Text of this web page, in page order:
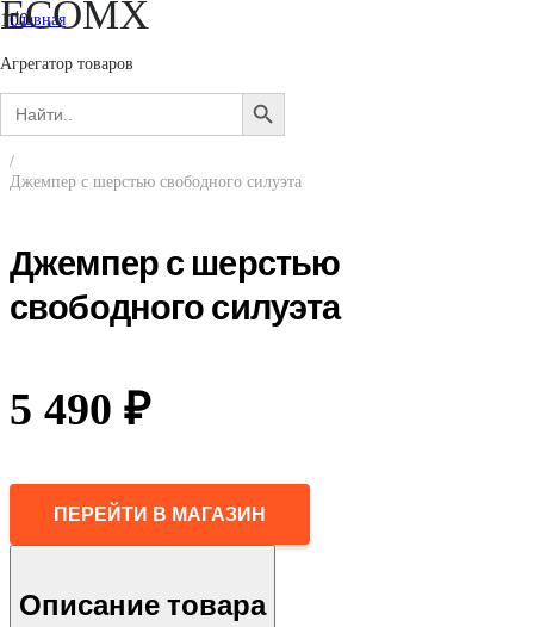
ECOMX
Агрегатор товаров
Search
for:
SEARCH
BUTTON
Главная
Женщинам
Одежда
Джемперы, свитеры, кардиганы
/
Джемпер с шерстью свободного силуэта
Джемпер с шерстью
свободного силуэта
5 490 ₽
ПЕРЕЙТИ В МАГАЗИН
Описание товара